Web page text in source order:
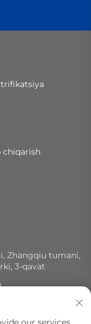
chiqarish
Zhangqiu tumani,
3-qavat